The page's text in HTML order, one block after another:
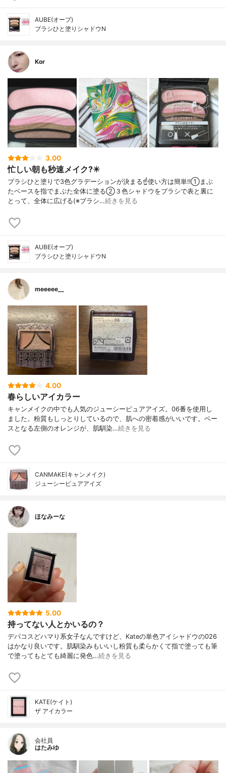
AUBE(オーブ)
ブラシひと塗りシャドウN
Kor
3.00
忙しい朝も秒速メイク?️✴️
ブラシひと塗りで3色グラデーションが決まる☝️使い方は簡単‼️①まぶ
たベースを指でまぶた全体に塗る②３色シャドウをブラシで表と裏に
とって、全体に広げる(※ブラシ…続きを見る
AUBE(オーブ)
ブラシひと塗りシャドウN
meeeee__
4.00
春らしいアイカラー
キャンメイクの中でも人気のジューシーピュアアイズ。06番を使用し
ました。粉質もしっとりしているので、肌への密着感がいいです。ベー
スとなる左側のオレンジが、肌馴染…続きを見る
CANMAKE(キャンメイク)
ジューシーピュアアイズ
ほなみーな
5.00
持ってない人とかいるの？
デパコスどハマり系女子なんですけど、Kateの単色アイシャドウの026
はかなり良いです。肌馴染みもいいし粉質も柔らかくて指で塗っても筆
で塗ってもとても綺麗に発色…続きを見る
KATE(ケイト)
ザ アイカラー
会社員
はたみゆ